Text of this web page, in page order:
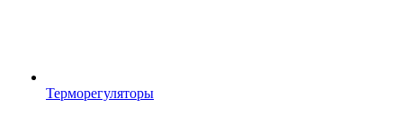
Терморегуляторы